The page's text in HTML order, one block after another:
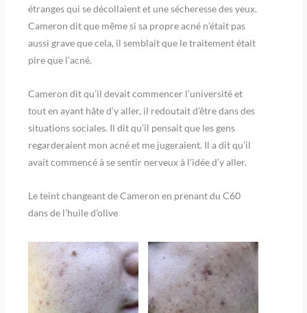
étranges qui se décollaient et une sécheresse des yeux.
Cameron dit que même si sa propre acné n’était pas
aussi grave que cela, il semblait que le traitement était
pire que l’acné.
Cameron dit qu’il devait commencer l’université et
tout en ayant hâte d’y aller, il redoutait d’être dans des
situations sociales. Il dit qu’il pensait que les gens
regarderaient mon acné et me jugeraient. Il a dit qu’il
avait commencé à se sentir nerveux à l’idée d’y aller.
Le teint changeant de Cameron en prenant du C60
dans de l’huile d’olive